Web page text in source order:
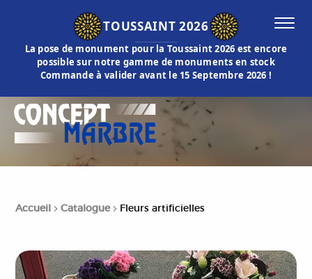
TOUSSAINT 2026
La pose de monument pour la Toussaint 2026 est encore
possible sur notre gamme de monuments en stock
Commande à valider avant le 15 Septembre 2026 !
Accueil Catalogue Fleurs artificielles